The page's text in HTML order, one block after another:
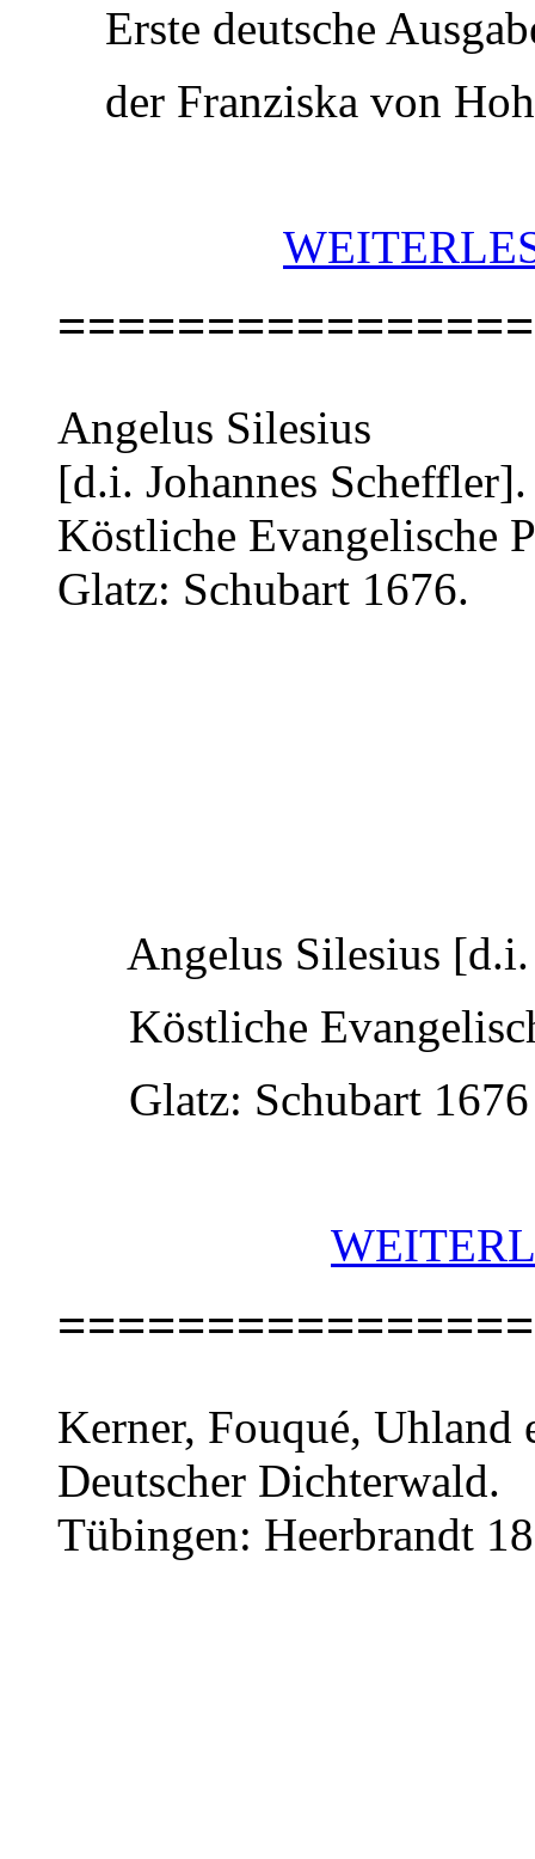
Erste deutsche
der Franziska von
Angelus Silesius
[d.i. Johannes Scheffler].
Köstliche Evangelische
Glatz: Schubart 1676.
Angelus Silesius [d.i.
Köstliche
Glatz: Schubart 1676
Kerner, Fouqué, Uhland
Deutscher Dichterwald.
Tübingen: Heerbrandt